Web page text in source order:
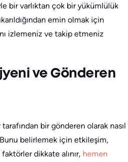
bir varlıktan çok bir yükümlülük
emin olmak için
izlemeniz ve takip etmeniz
ve Gönderen
tarafından bir gönderen olarak nasıl
belirlemek için etkileşim,
dikkate alınır, hemen